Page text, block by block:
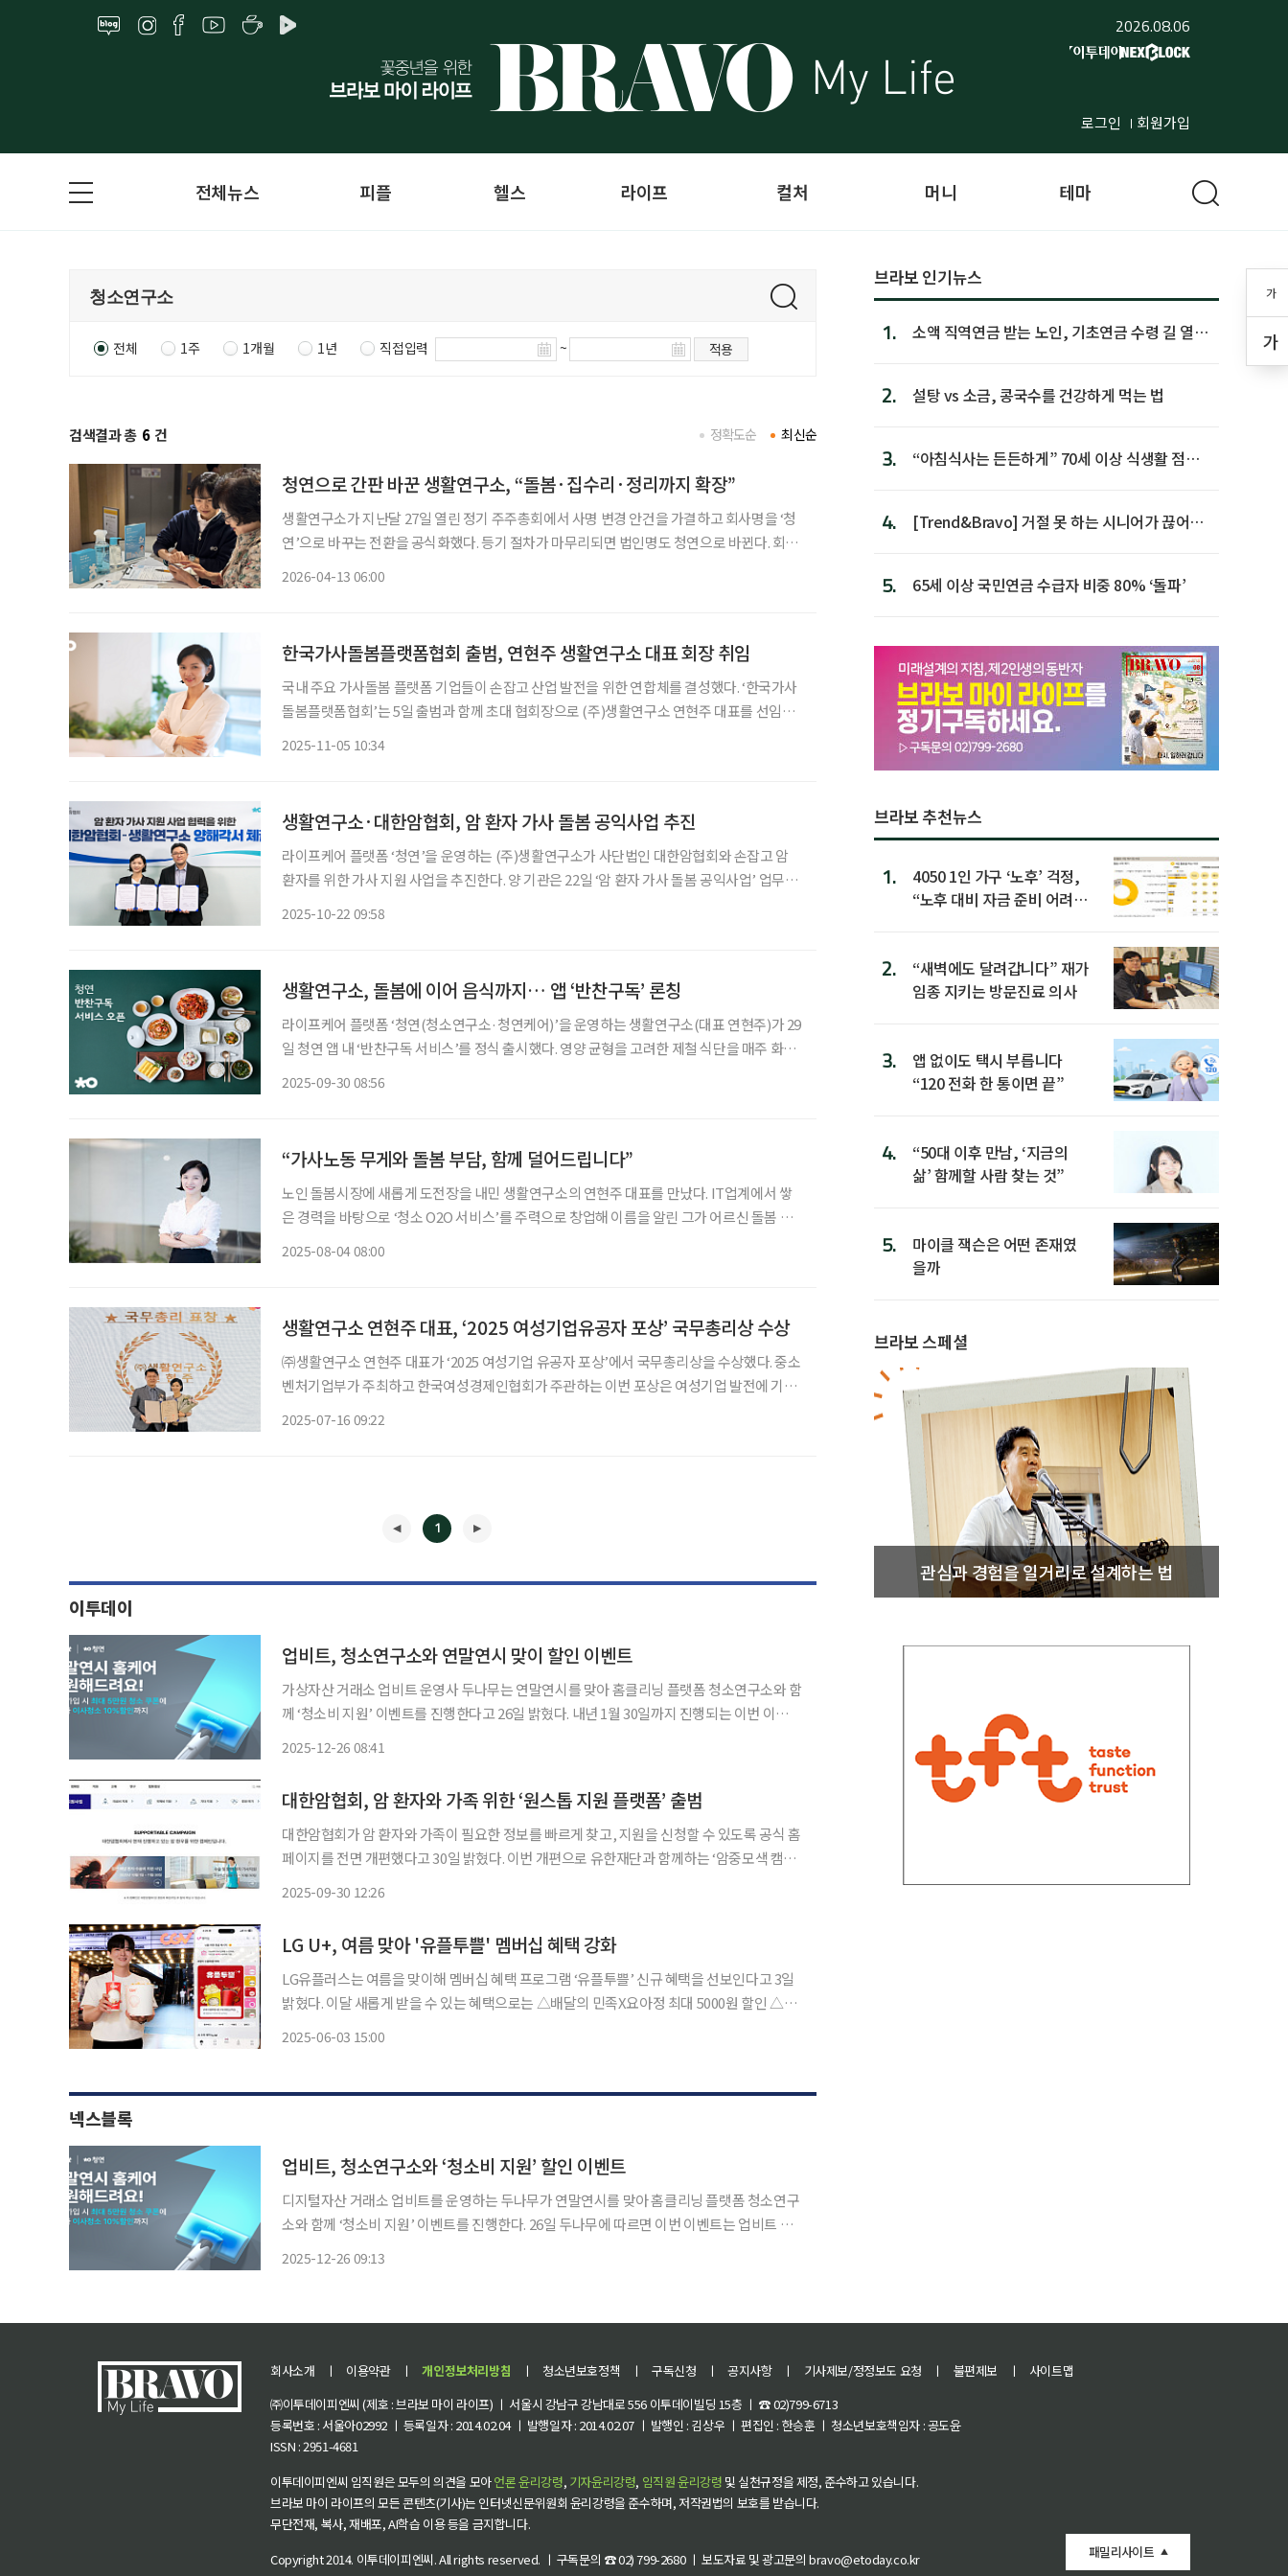
2026.08.06
로그인 회원가입
가
가
전체뉴스 피플 헬스 라이프 컬처 머니 테마
전체 1주 1개월 1년 직접입력 ~ 적용
검색결과 총 6 건 최신순
정확도순
청연으로 간판 바꾼 생활연구소, “돌봄·집수리·정리까지 확장”
생활연구소가 지난달 27일 열린 정기 주주총회에서 사명 변경 안건을 가결하고 회사명을 ‘청
연’으로 바꾸는 전환을 공식화했다. 등기 절차가 마무리되면 법인명도 청연으로 바뀐다. 회사
2026-04-13 06:00
한국가사돌봄플랫폼협회 출범, 연현주 생활연구소 대표 회장 취임
국내 주요 가사돌봄 플랫폼 기업들이 손잡고 산업 발전을 위한 연합체를 결성했다. ‘한국가사
돌봄플랫폼협회’는 5일 출범과 함께 초대 협회장으로 (주)생활연구소 연현주 대표를 선임했
2025-11-05 10:34
생활연구소·대한암협회, 암 환자 가사 돌봄 공익사업 추진
라이프케어 플랫폼 ‘청연’을 운영하는 (주)생활연구소가 사단법인 대한암협회와 손잡고 암
환자를 위한 가사 지원 사업을 추진한다. 양 기관은 22일 ‘암 환자 가사 돌봄 공익사업’ 업무협
2025-10-22 09:58
생활연구소, 돌봄에 이어 음식까지… 앱 ‘반찬구독’ 론칭
라이프케어 플랫폼 ‘청연(청소연구소·청연케어)’을 운영하는 생활연구소(대표 연현주)가 29
일 청연 앱 내 ‘반찬구독 서비스’를 정식 출시했다. 영양 균형을 고려한 제철 식단을 매주 화·
2025-09-30 08:56
“가사노동 무게와 돌봄 부담, 함께 덜어드립니다”
노인 돌봄시장에 새롭게 도전장을 내민 생활연구소의 연현주 대표를 만났다. IT업계에서 쌓
은 경력을 바탕으로 ‘청소 O2O 서비스’를 주력으로 창업해 이름을 알린 그가 어르신 돌봄 방
2025-08-04 08:00
생활연구소 연현주 대표, ‘2025 여성기업유공자 포상’ 국무총리상 수상
㈜생활연구소 연현주 대표가 ‘2025 여성기업 유공자 포상’에서 국무총리상을 수상했다. 중소
벤처기업부가 주최하고 한국여성경제인협회가 주관하는 이번 포상은 여성기업 발전에 기여
2025-07-16 09:22
◀
1
▶
이투데이
업비트, 청소연구소와 연말연시 맞이 할인 이벤트
가상자산 거래소 업비트 운영사 두나무는 연말연시를 맞아 홈클리닝 플랫폼 청소연구소와 함
께 ‘청소비 지원’ 이벤트를 진행한다고 26일 밝혔다. 내년 1월 30일까지 진행되는 이번 이벤트
2025-12-26 08:41
대한암협회, 암 환자와 가족 위한 ‘원스톱 지원 플랫폼’ 출범
대한암협회가 암 환자와 가족이 필요한 정보를 빠르게 찾고, 지원을 신청할 수 있도록 공식 홈
페이지를 전면 개편했다고 30일 밝혔다. 이번 개편으로 유한재단과 함께하는 ‘암중모색 캠페
2025-09-30 12:26
LG U+, 여름 맞아 '유플투쁠' 멤버십 혜택 강화
LG유플러스는 여름을 맞이해 멤버십 혜택 프로그램 ‘유플투쁠’ 신규 혜택을 선보인다고 3일
밝혔다. 이달 새롭게 받을 수 있는 혜택으로는 △배달의 민족X요아정 최대 5000원 할인 △매
2025-06-03 15:00
넥스블록
업비트, 청소연구소와 ‘청소비 지원’ 할인 이벤트
디지털자산 거래소 업비트를 운영하는 두나무가 연말연시를 맞아 홈클리닝 플랫폼 청소연구
소와 함께 ‘청소비 지원’ 이벤트를 진행한다. 26일 두나무에 따르면 이번 이벤트는 업비트 신
2025-12-26 09:13
브라보 인기뉴스
1.
소액 직역연금 받는 노인, 기초연금 수령 길 열린
2. 설탕 vs 소금, 콩국수를 건강하게 먹는 법
3.
“아침식사는 든든하게” 70세 이상 식생활 점수
4.
[Trend&Bravo] 거절 못 하는 시니어가 끊어야
5. 65세 이상 국민연금 수급자 비중 80% ‘돌파’
브라보 추천뉴스
1.
4050 1인 가구 ‘노후’ 걱정,
“노후 대비 자금 준비 어려
2.
“새벽에도 달려갑니다” 재가
임종 지키는 방문진료 의사
3.
앱 없이도 택시 부릅니다
“120 전화 한 통이면 끝”
4.
“50대 이후 만남, ‘지금의
삶’ 함께할 사람 찾는 것”
5.
마이클 잭슨은 어떤 존재였
을까
브라보 스페셜
관심과 경험을 일거리로 설계하는 법
회사소개 ㅣ 이용약관 ㅣ 개인정보처리방침 ㅣ 청소년보호정책 ㅣ 구독신청 ㅣ 공지사항 ㅣ 기사제보/정정보도 요청 ㅣ 불편제보 ㅣ
사이트맵
㈜이투데이피엔씨 (제호 : 브라보 마이 라이프) ㅣ 서울시 강남구 강남대로 556 이투데이빌딩 15층 ㅣ ☎ 02)799-6713
등록번호 : 서울아02992 ㅣ 등록일자 : 2014.02.04 ㅣ 발행일자 : 2014.02.07 ㅣ 발행인 : 김상우 ㅣ 편집인 : 한승훈 ㅣ 청소년보호책임자 : 공도윤
ISSN : 2951-4681
이투데이피엔씨 임직원은 모두의 의견을 모아언론 윤리강령, 기자윤리강령, 임직원 윤리강령 및 실천규정을 제정, 준수하고 있습니다.
브라보 마이 라이프의 모든 콘텐츠(기사)는 인터넷신문위원회 윤리강령을 준수하며, 저작권법의 보호를 받습니다.
무단전재, 복사, 재배포, AI학습 이용 등을 금지합니다.
Copyright 2014. 이투데이피엔씨. All rights reserved. ㅣ 구독문의 ☎ 02) 799-2680 ㅣ 보도자료 및 광고문의 bravo@etoday.co.kr 패밀리사이트